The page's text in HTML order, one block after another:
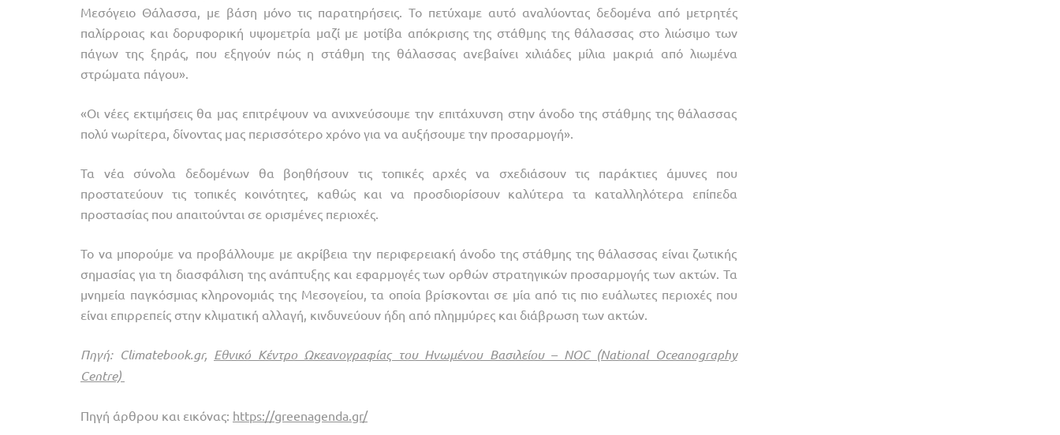
Μεσόγειο Θάλασσα, με βάση μόνο τις παρατηρήσεις. Το πετύχαμε αυτό αναλύοντας δεδομένα από μετρητές
παλίρροιας και δορυφορική υψομετρία μαζί με μοτίβα απόκρισης της στάθμης της θάλασσας στο λιώσιμο των
πάγων της ξηράς, που εξηγούν πώς η στάθμη της θάλασσας ανεβαίνει χιλιάδες μίλια μακριά από λιωμένα
στρώματα πάγου».
«Οι νέες εκτιμήσεις θα μας επιτρέψουν να ανιχνεύσουμε την επιτάχυνση στην άνοδο της στάθμης της θάλασσας
πολύ νωρίτερα, δίνοντας μας περισσότερο χρόνο για να αυξήσουμε την προσαρμογή».
Τα νέα σύνολα δεδομένων θα βοηθήσουν τις τοπικές αρχές να σχεδιάσουν τις παράκτιες άμυνες που
προστατεύουν τις τοπικές κοινότητες, καθώς και να προσδιορίσουν καλύτερα τα καταλληλότερα επίπεδα
προστασίας που απαιτούνται σε ορισμένες περιοχές.
Το να μπορούμε να προβάλλουμε με ακρίβεια την περιφερειακή άνοδο της στάθμης της θάλασσας είναι ζωτικής
σημασίας για τη διασφάλιση της ανάπτυξης και εφαρμογές των ορθών στρατηγικών προσαρμογής των ακτών. Τα
μνημεία παγκόσμιας κληρονομιάς της Μεσογείου, τα οποία βρίσκονται σε μία από τις πιο ευάλωτες περιοχές που
είναι επιρρεπείς στην κλιματική αλλαγή, κινδυνεύουν ήδη από πλημμύρες και διάβρωση των ακτών.
Πηγή: Climatebook.gr, Εθνικό Κέντρο Ωκεανογραφίας του Ηνωμένου Βασιλείου – ΝΟC (National Oceanography
Centre)
Πηγή άρθρου και εικόνας: https://greenagenda.gr/